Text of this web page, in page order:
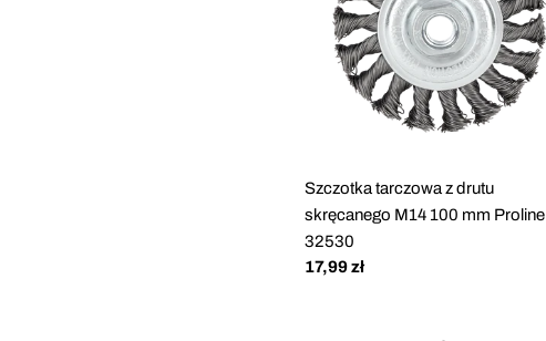
Szczotka tarczowa z drutu
skręcanego M14 100 mm Proline
32530
Cena
17,99 zł